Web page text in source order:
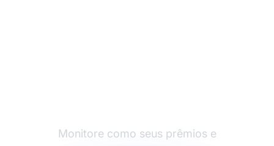
Monitore como seus prêmios e